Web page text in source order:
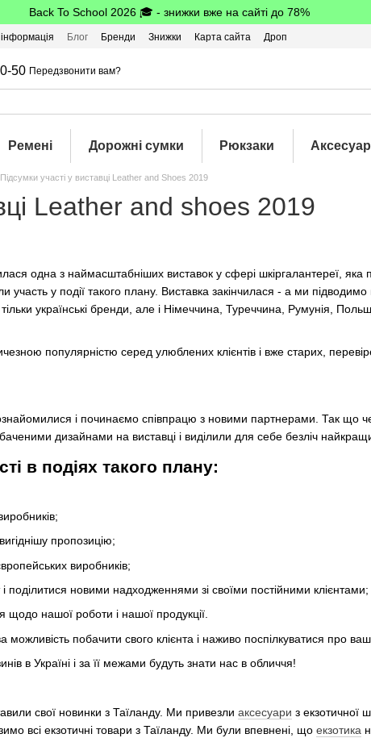
Back To School 2026 🎓 - знижки вже на сайті до 78%
Блог Бренди Знижки Карта сайта
Дроп
50 Передзвонити вам?
Ремені Дорожні сумки Рюкзаки
Підсумки участі у виставці Leather and Shoes 2019
Leather and shoes 2019
одна з наймасштабніших виставок у сфері шкіргалантереї,
у події такого плану. Виставка закінчилася - а ми
українські бренди, але і Німеччина, Туреччина, Румунія,
популярністю серед улюблених клієнтів і вже старих,
і починаємо співпрацю з новими партнерами. Так що
дизайнами на виставці і виділили для себе безліч
в подіях такого плану:
пропозицію;
виробників;
поділитися новими надходженнями зі своїми постійними клієнтами;
щодо нашої роботи і нашої продукції.
можливість побачити свого клієнта і наживо поспілкуватися про
в Україні і за її межами будуть знати нас в обличчя!
свої новинки з Таїланду. Ми привезли аксесуари з екзотичної
всі екзотичні товари з Таїланду. Ми були впевнені, що екзотика